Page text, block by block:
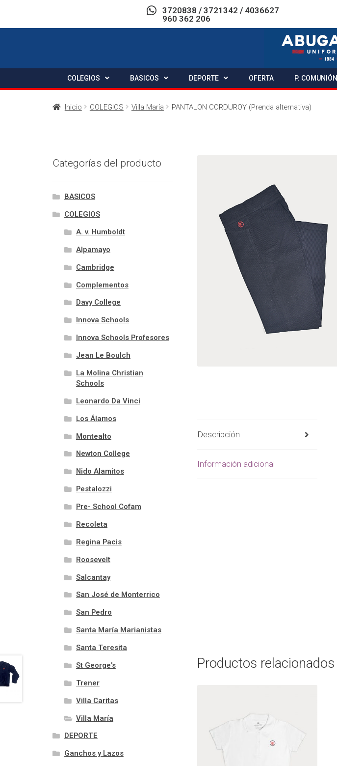
3720838 / 3721342 / 4036627
960 362 206
COLEGIOS BASICOS DEPORTE OFERTA P. COMUNIÓN
Inicio COLEGIOS Villa María PANTALON CORDUROY (Prenda alternativa)
Descripción
Información adicional
Productos relacionados
Categorías del producto
BASICOS
COLEGIOS
A. v. Humboldt
Alpamayo
Cambridge
Complementos
Davy College
Innova Schools
Innova Schools Profesores
Jean Le Boulch
La Molina Christian
Schools
Leonardo Da Vinci
Los Álamos
Montealto
Newton College
Nido Alamitos
Pestalozzi
Pre- School Cofam
Recoleta
Regina Pacis
Roosevelt
Salcantay
San José de Monterrico
San Pedro
Santa María Marianistas
Santa Teresita
St George's
Trener
Villa Caritas
Villa María
DEPORTE
Ganchos y Lazos